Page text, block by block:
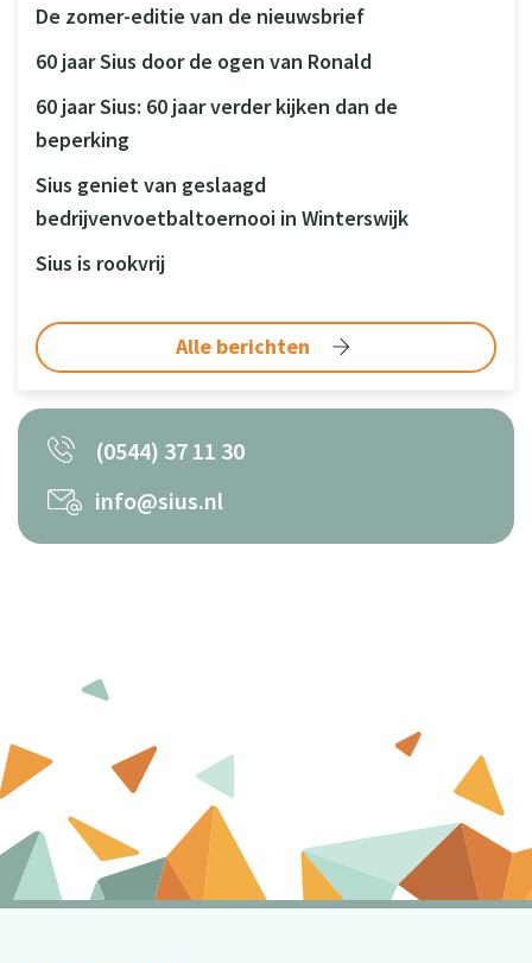
De zomer-editie van de nieuwsbrief
60 jaar Sius door de ogen van Ronald
60 jaar Sius: 60 jaar verder kijken dan de
beperking
Sius geniet van geslaagd
bedrijvenvoetbaltoernooi in Winterswijk
Sius is rookvrij
Alle berichten
(0544) 37 11 30
info@sius.nl